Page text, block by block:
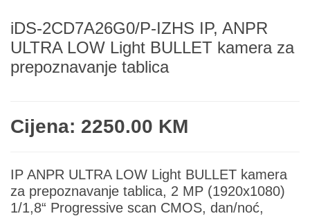
iDS-2CD7A26G0/P-IZHS IP, ANPR
ULTRA LOW Light BULLET kamera za
prepoznavanje tablica
Cijena: 2250.00 KM
IP ANPR ULTRA LOW Light BULLET kamera
za prepoznavanje tablica, 2 MP (1920x1080)
1/1,8“ Progressive scan CMOS, dan/noć,